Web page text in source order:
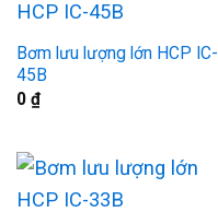
Bơm lưu lượng lớn HCP IC-
45B
0 ₫